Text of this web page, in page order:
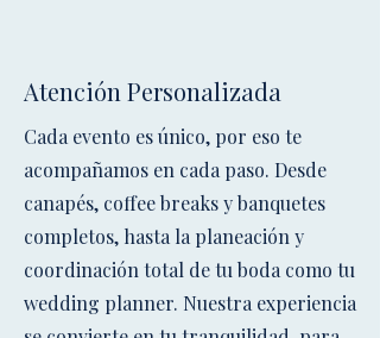
Atención Personalizada
Cada evento es único, por eso te
acompañamos en cada paso. Desde
canapés, coffee breaks y banquetes
completos, hasta la planeación y
coordinación total de tu boda como tu
wedding planner. Nuestra experiencia